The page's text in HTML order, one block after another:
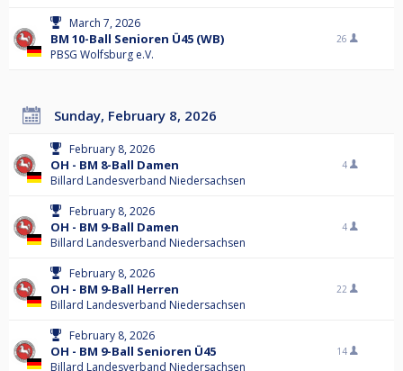
March 7, 2026
BM 10-Ball Senioren Ü45 (WB)
PBSG Wolfsburg e.V.
26
Sunday, February 8, 2026
February 8, 2026
OH - BM 8-Ball Damen
Billard Landesverband Niedersachsen
4
February 8, 2026
OH - BM 9-Ball Damen
Billard Landesverband Niedersachsen
4
February 8, 2026
OH - BM 9-Ball Herren
Billard Landesverband Niedersachsen
22
February 8, 2026
OH - BM 9-Ball Senioren Ü45
Billard Landesverband Niedersachsen
14